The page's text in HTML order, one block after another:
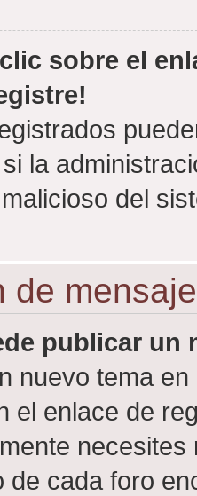
sobre el
la
del
de
publicar un
nuevo tema
el enlace de
de cada foro